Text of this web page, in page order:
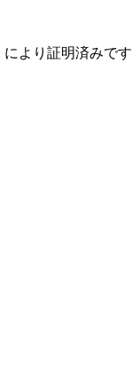
より証明済みです